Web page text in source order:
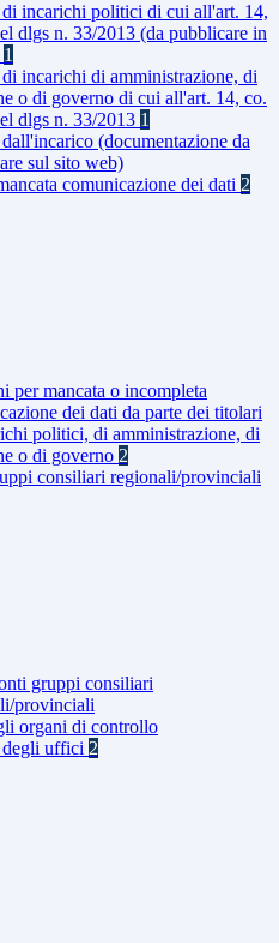
incarichi politici di cui all'art. 14,
dlgs n. 33/2013 (da pubblicare in
1
incarichi di amministrazione, di
o di governo di cui all'art. 14, co.
dlgs n. 33/2013 1
dall'incarico (documentazione da
sul sito web)
comunicazione dei dati 2
per mancata o incompleta
dei dati da parte dei titolari
politici, di amministrazione, di
o di governo 2
consiliari regionali/provinciali
gruppi consiliari
provinciali
organi di controllo
uffici 2